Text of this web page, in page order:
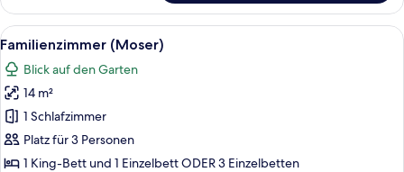
Zimmer
(Atala)
Alle
Fotos
für
Familienzimmer
(Moser)
anzeigen
Ein ordentlich bezogenes Bett mit
6
Familienzimmer (Moser)
Blick auf den Garten
14 m²
1 Schlafzimmer
Platz für 3 Personen
1 King-Bett und 1 Einzelbett ODER 3 Einzelbetten